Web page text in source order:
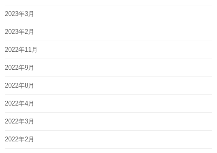
2023年3月
2023年2月
2022年11月
2022年9月
2022年8月
2022年4月
2022年3月
2022年2月